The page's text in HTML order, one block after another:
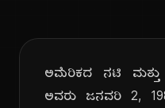
ಅಮೆರಿಕದ ನಟಿ
ಅವರು ಜನವರಿ 2,